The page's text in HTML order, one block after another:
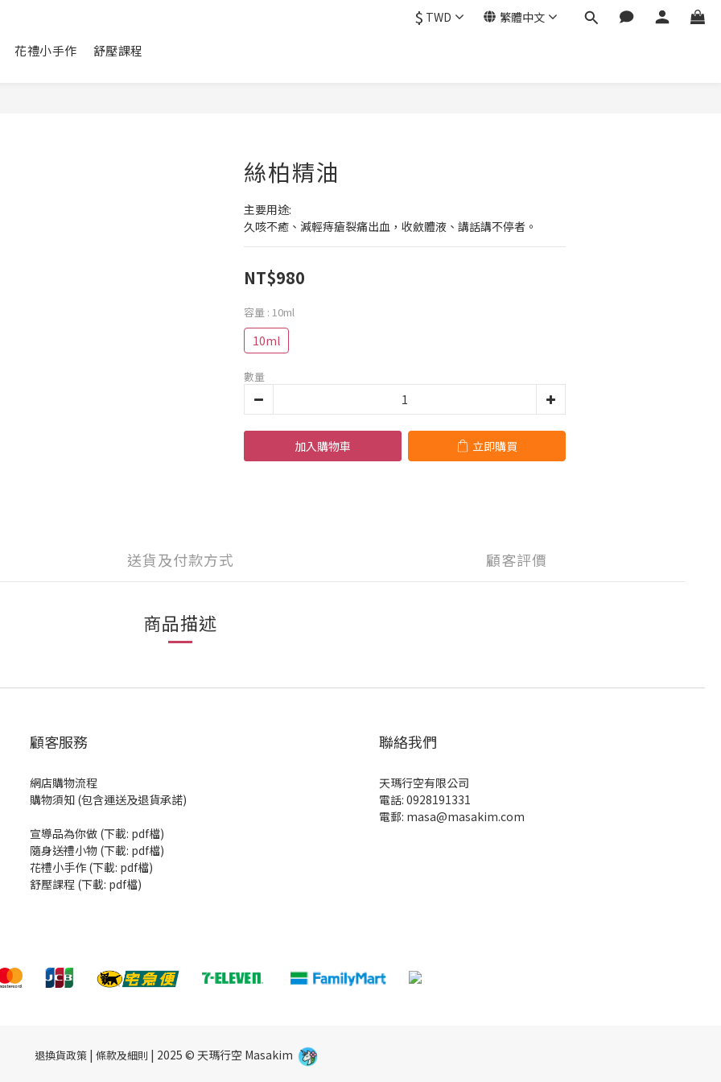
$ TWD 繁體中文
花禮小手作 舒壓課程
絲柏精油
主要用途:
久咳不癒、減輕痔瘡裂痛出血，收斂體液、講話講不停者。
NT$980
容量 : 10ml
10ml
數量
加入購物車 立即購買
送貨及付款方式 顧客評價
商品描述
顧客服務
網店購物流程
購物須知 (包含運送及退貨承諾)
宣導品為你做 (下載: pdf檔)
隨身送禮小物 (下載: pdf檔)
花禮小手作 (下載: pdf檔)
舒壓課程 (下載: pdf檔)
聯絡我們
天瑪行空有限公司
電話: 0928191331
電郵: masa@masakim.com
退換貨政策 | 條款及細則 | 2025 © 天瑪行空 Masakim